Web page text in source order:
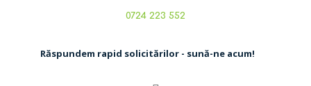
0724 223 552
Răspundem rapid solicitărilor - sună-ne acum!